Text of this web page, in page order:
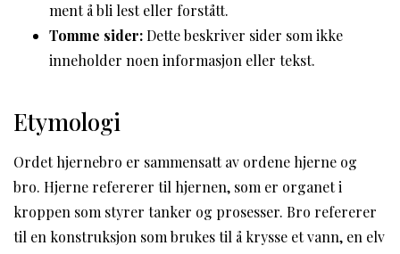
ment å bli lest eller forstått.
Tomme sider:Dette beskriver sider som ikke
inneholder noen informasjon eller tekst.
Etymologi
Ordet hjernebro er sammensatt av ordene hjerne og
bro. Hjerne refererer til hjernen, som er organet i
kroppen som styrer tanker og prosesser. Bro refererer
til en konstruksjon som brukes til å krysse et vann, en elv